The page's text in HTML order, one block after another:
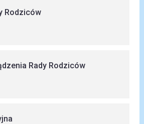
Rodziców
Rady Rodziców